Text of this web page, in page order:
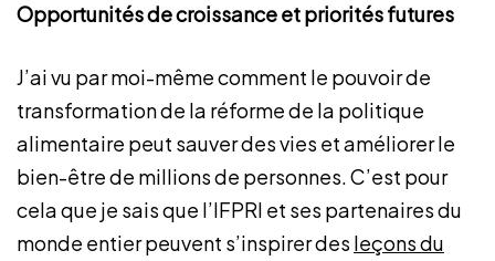
Opportunités de croissance et priorités futures
J’ai vu par moi-même comment le pouvoir de
transformation de la réforme de la politique
alimentaire peut sauver des vies et améliorer le
bien-être de millions de personnes. C’est pour
cela que je sais que l’IFPRI et ses partenaires du
monde entier peuvent s’inspirer des leçons du